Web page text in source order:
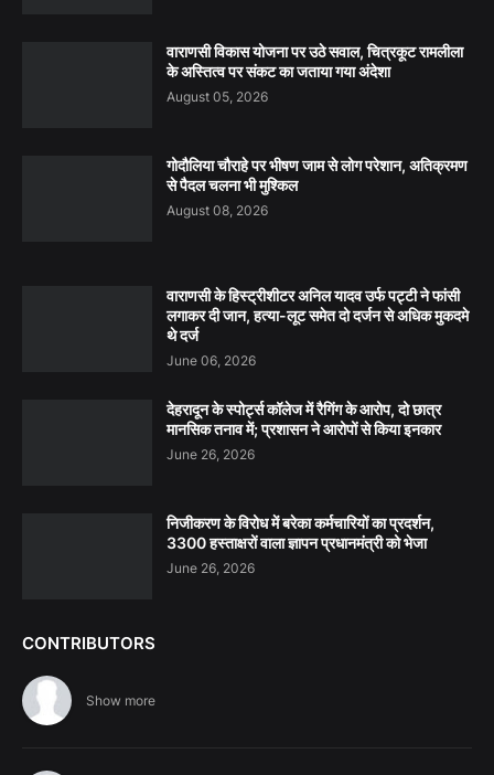
वाराणसी विकास योजना पर उठे सवाल, चित्रकूट रामलीला
के अस्तित्व पर संकट का जताया गया अंदेशा
August 05, 2026
गोदौलिया चौराहे पर भीषण जाम से लोग परेशान, अतिक्रमण
से पैदल चलना भी मुश्किल
August 08, 2026
वाराणसी के हिस्ट्रीशीटर अनिल यादव उर्फ पट्टी ने फांसी
लगाकर दी जान, हत्या-लूट समेत दो दर्जन से अधिक मुकदमे
थे दर्ज
June 06, 2026
देहरादून के स्पोर्ट्स कॉलेज में रैगिंग के आरोप, दो छात्र
मानसिक तनाव में; प्रशासन ने आरोपों से किया इनकार
June 26, 2026
निजीकरण के विरोध में बरेका कर्मचारियों का प्रदर्शन,
3300 हस्ताक्षरों वाला ज्ञापन प्रधानमंत्री को भेजा
June 26, 2026
CONTRIBUTORS
Show more